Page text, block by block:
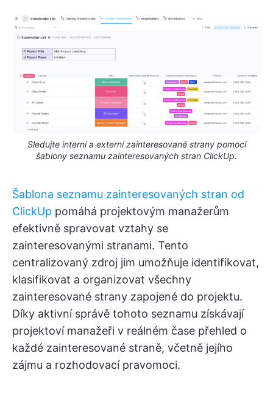
Sledujte interní a externí zainteresované strany pomocí
šablony seznamu zainteresovaných stran ClickUp.
Šablona seznamu zainteresovaných stran od
ClickUp pomáhá projektovým manažerům
efektivně spravovat vztahy se
zainteresovanými stranami. Tento
centralizovaný zdroj jim umožňuje identifikovat,
klasifikovat a organizovat všechny
zainteresované strany zapojené do projektu.
Díky aktivní správě tohoto seznamu získávají
projektoví manažeři v reálném čase přehled o
každé zainteresované straně, včetně jejího
zájmu a rozhodovací pravomoci.